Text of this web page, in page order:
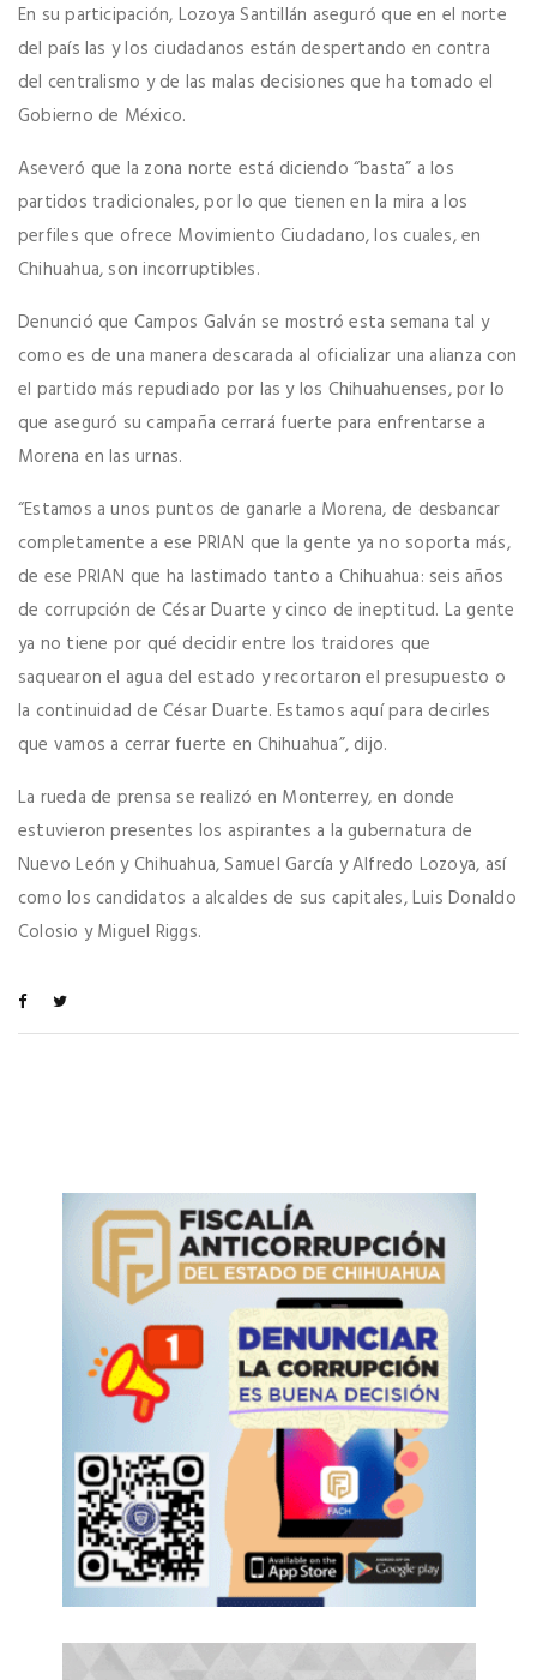
En su participación, Lozoya Santillán aseguró que en el norte
del país las y los ciudadanos están despertando en contra
del centralismo y de las malas decisiones que ha tomado el
Gobierno de México.
Aseveró que la zona norte está diciendo “basta” a los
partidos tradicionales, por lo que tienen en la mira a los
perfiles que ofrece Movimiento Ciudadano, los cuales, en
Chihuahua, son incorruptibles.
Denunció que Campos Galván se mostró esta semana tal y
como es de una manera descarada al oficializar una alianza con
el partido más repudiado por las y los Chihuahuenses, por lo
que aseguró su campaña cerrará fuerte para enfrentarse a
Morena en las urnas.
“Estamos a unos puntos de ganarle a Morena, de desbancar
completamente a ese PRIAN que la gente ya no soporta más,
de ese PRIAN que ha lastimado tanto a Chihuahua: seis años
de corrupción de César Duarte y cinco de ineptitud. La gente
ya no tiene por qué decidir entre los traidores que
saquearon el agua del estado y recortaron el presupuesto o
la continuidad de César Duarte. Estamos aquí para decirles
que vamos a cerrar fuerte en Chihuahua”, dijo.
La rueda de prensa se realizó en Monterrey, en donde
estuvieron presentes los aspirantes a la gubernatura de
Nuevo León y Chihuahua, Samuel García y Alfredo Lozoya, así
como los candidatos a alcaldes de sus capitales, Luis Donaldo
Colosio y Miguel Riggs.